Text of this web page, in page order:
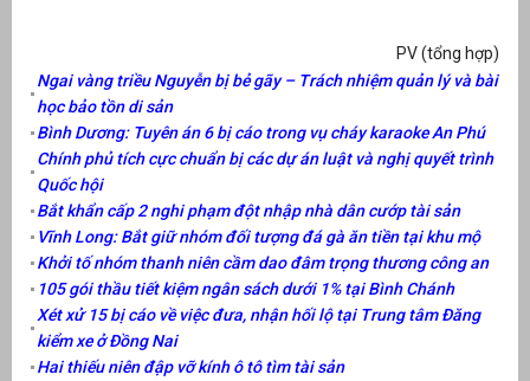
PV (tổng hợp)
Ngai vàng triều Nguyễn bị bẻ gãy – Trách nhiệm quản lý và bài
học bảo tồn di sản
Bình Dương: Tuyên án 6 bị cáo trong vụ cháy karaoke An Phú
Chính phủ tích cực chuẩn bị các dự án luật và nghị quyết trình
Quốc hội
Bắt khẩn cấp 2 nghi phạm đột nhập nhà dân cướp tài sản
Vĩnh Long: Bắt giữ nhóm đối tượng đá gà ăn tiền tại khu mộ
Khởi tố nhóm thanh niên cầm dao đâm trọng thương công an
105 gói thầu tiết kiệm ngân sách dưới 1% tại Bình Chánh
Xét xử 15 bị cáo về việc đưa, nhận hối lộ tại Trung tâm Đăng
kiểm xe ở Đồng Nai
Hai thiếu niên đập vỡ kính ô tô tìm tài sản